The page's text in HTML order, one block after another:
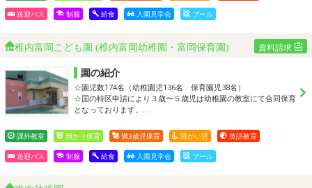
送迎バス 制服 給食 入園見学会 プール
稚内富岡こども園 (稚内富岡幼稚園・富岡保育園) 資料請求
園の紹介
☆園児数174名（幼稚園児136名 保育園児38名）
☆国の特区申請により３歳〜５歳児は幼稚園の教室にて合同保育
となっております。…
課外教室 預かり保育 満3歳児保育 障がい児 英語教育
送迎バス 制服 給食 入園見学会 プール